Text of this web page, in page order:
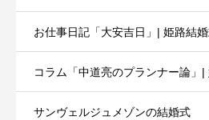
お仕事日記「大安吉日」| 姫路結
コラム「中道亮のプランナー論」
サンヴェルジュメゾンの結婚式